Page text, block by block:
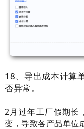
18、 导出成本计算
否异常。
2月过年工厂假期长
变，导致各产品单位